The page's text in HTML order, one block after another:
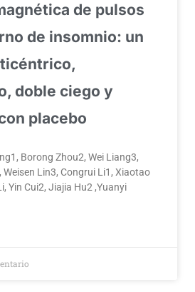
de pulsos
de insomnio: un
doble ciego y
placebo
Borong Zhou2, Wei Liang3,
Weisen Lin3, Congrui Li1, Xiaotao
Yin Cui2, Jiajia Hu2 ,Yuanyi